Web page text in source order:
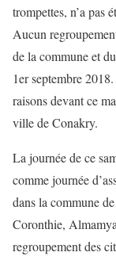
trompettes, n’a pas
Aucun
de la commune et
1er septembre
raisons devant ce
ville de Conakry.
La journée de ce
comme journée
dans la commune
Coronthie,
regroupement des